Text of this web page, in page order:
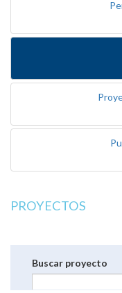
PROYECTOS
Buscar proyecto